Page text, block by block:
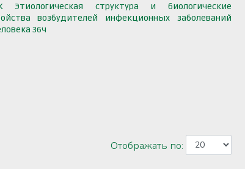
Этиологическая структура и биологические
возбудителей инфекционных заболеваний
36ч
Отображать по: